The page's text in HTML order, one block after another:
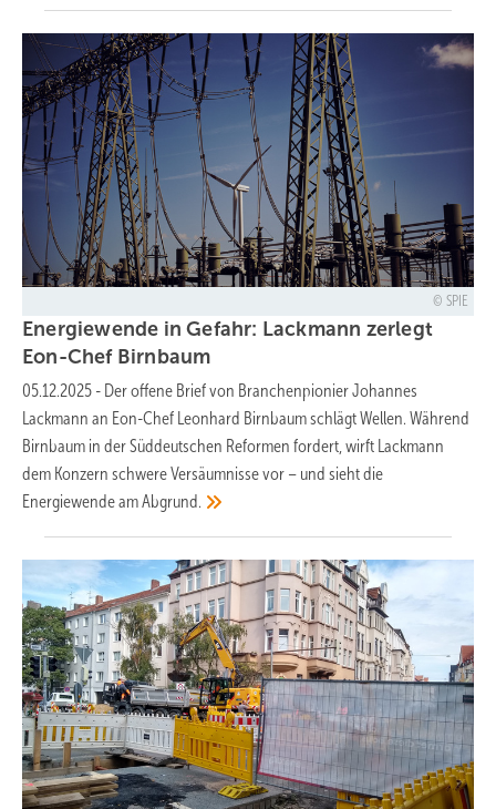
SPIE
Energiewende in Gefahr: Lackmann zerlegt
Eon-Chef Birnbaum
05.12.2025 - Der offene Brief von Branchenpionier Johannes
Lackmann an Eon-Chef Leonhard Birnbaum schlägt Wellen. Während
Birnbaum in der Süddeutschen Reformen fordert, wirft Lackmann
dem Konzern schwere Versäumnisse vor – und sieht die
Energiewende amAbgrund.